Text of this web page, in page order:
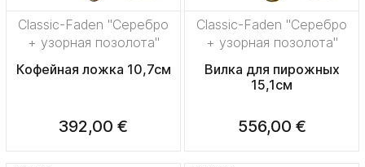
Classic-Faden "Серебро
+ узорная позолота"
Кофейная ложка 10,7см
392,00 €
Classic-Faden "Серебро
+ узорная позолота"
Вилка для пирожных
15,1см
556,00 €